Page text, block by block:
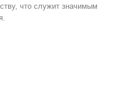
что служит значимым